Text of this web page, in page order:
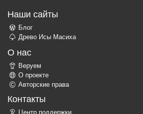
Наши сайты
Блог
Древо Исы Масиха
О нас
Веруем
О проекте
Авторские права
Контакты